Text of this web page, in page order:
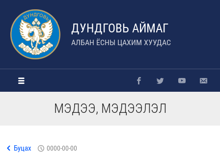
ДУНДГОВЬ АЙМАГ
АЛБАН ЁСНЫ ЦАХИМ ХУУДАС
МЭДЭЭ, МЭДЭЭЛЭЛ
Буцах 0000-00-00